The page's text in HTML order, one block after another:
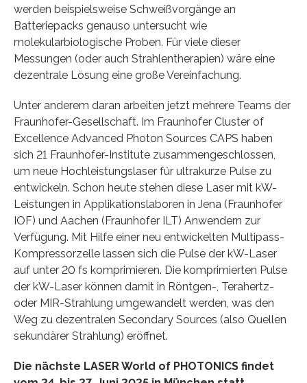
werden beispielsweise Schweißvorgänge an
Batteriepacks genauso untersucht wie
molekularbiologische Proben. Für viele dieser
Messungen (oder auch Strahlentherapien) wäre eine
dezentrale Lösung eine große Vereinfachung.
Unter anderem daran arbeiten jetzt mehrere Teams der
Fraunhofer-Gesellschaft. Im Fraunhofer Cluster of
Excellence Advanced Photon Sources CAPS haben
sich 21 Fraunhofer-Institute zusammengeschlossen,
um neue Hochleistungslaser für ultrakurze Pulse zu
entwickeln. Schon heute stehen diese Laser mit kW-
Leistungen in Applikationslaboren in Jena (Fraunhofer
IOF) und Aachen (Fraunhofer ILT) Anwendern zur
Verfügung. Mit Hilfe einer neu entwickelten Multipass-
Kompressorzelle lassen sich die Pulse der kW-Laser
auf unter 20 fs komprimieren. Die komprimierten Pulse
der kW-Laser können damit in Röntgen-, Terahertz-
oder MIR-Strahlung umgewandelt werden, was den
Weg zu dezentralen Secondary Sources (also Quellen
sekundärer Strahlung) eröffnet.
Die nächste LASER World of PHOTONICS findet